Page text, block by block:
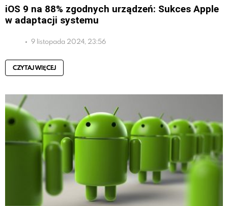
iOS 9 na 88% zgodnych urządzeń: Sukces Apple
w adaptacji systemu
9 listopada 2024, 23:56
CZYTAJ WIĘCEJ